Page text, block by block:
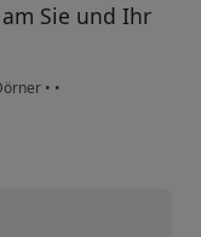
Sie und Ihr
• •